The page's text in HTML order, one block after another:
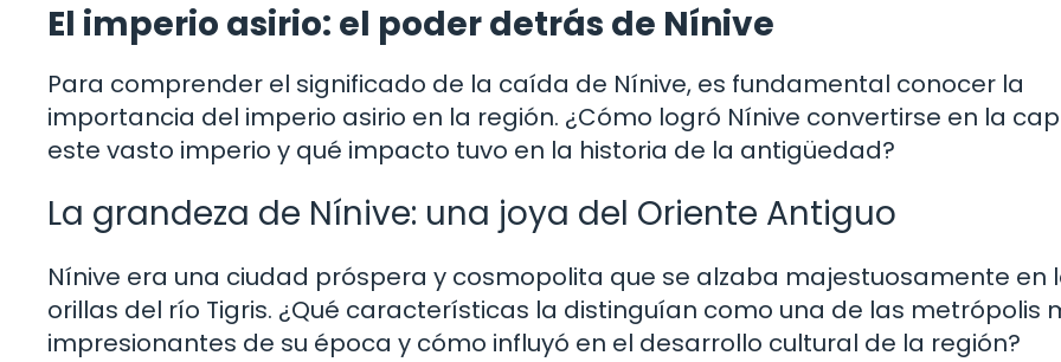
El imperio asirio: el poder detrás de Nínive
Para comprender el significado de la caída de Nínive, es fundamental conocer la
importancia del imperio asirio en la región. ¿Cómo logró Nínive convertirse en la
este vasto imperio y qué impacto tuvo en la historia de la antigüedad?
La grandeza de Nínive: una joya del Oriente Antiguo
Nínive era una ciudad próspera y cosmopolita que se alzaba majestuosamente en
orillas del río Tigris. ¿Qué características la distinguían como una de las metrópolis
impresionantes de su época y cómo influyó en el desarrollo cultural de la región?